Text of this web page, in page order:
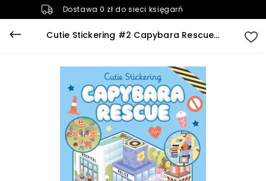
Dostawa 0 zł do sieci księgarń
Cutie Stickering #2 Capybara Rescue: The Ultimate Cosy Sticker Book